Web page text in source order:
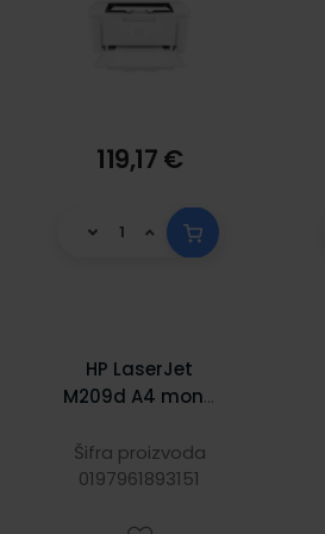
119,17 €
HP LaserJet
M209d A4 mono
laserski pisač
600x600 dpi, 29
Šifra proizvoda
0197961893151